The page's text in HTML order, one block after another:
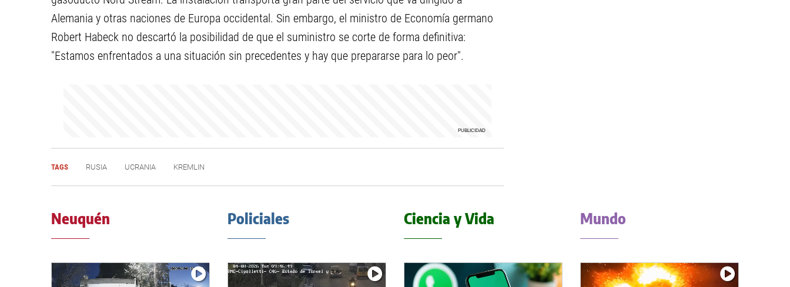
Alemania y otras naciones de Europa occidental. Sin embargo, el ministro de Economía germano
Robert Habeck no descartó la posibilidad de que el suministro se corte de forma definitiva:
"Estamos enfrentados a una situación sin precedentes y hay que prepararse para lo peor".
TAGS RUSIA UCRANIA KREMLIN
Neuquén Policiales Ciencia y Vida Mundo